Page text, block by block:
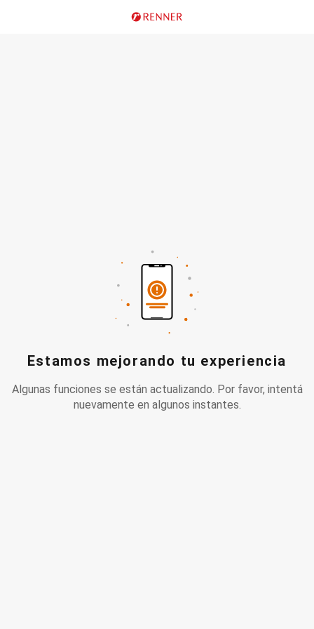
Estamos mejorando tu experiencia
Algunas funciones se están actualizando. Por favor, intentá
nuevamente en algunos instantes.